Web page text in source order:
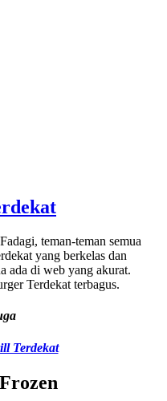
teman-teman semua
yang berkelas dan
ada di web yang akurat.
Terdekat terbagus.
Terdekat